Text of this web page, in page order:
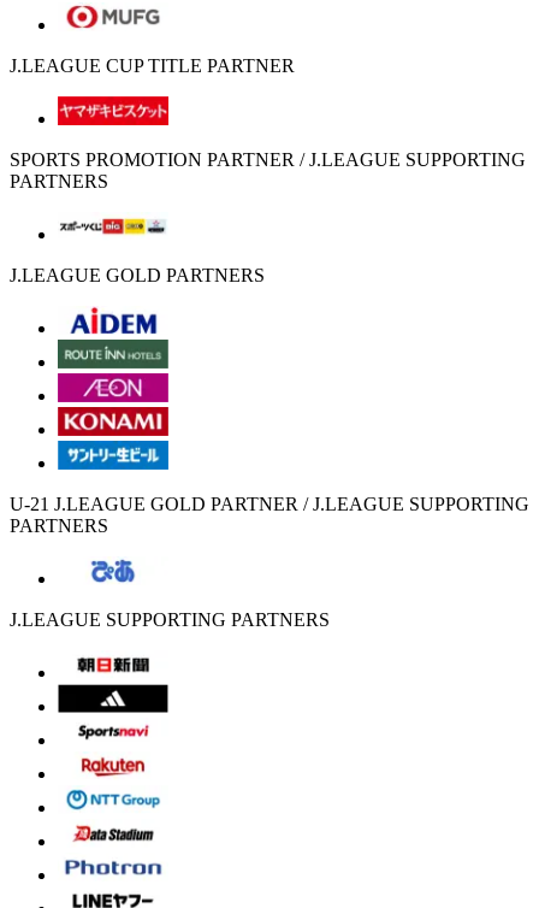
J.LEAGUE CUP TITLE PARTNER
SPORTS PROMOTION PARTNER / J.LEAGUE SUPPORTING
PARTNERS
J.LEAGUE GOLD PARTNERS
U-21 J.LEAGUE GOLD PARTNER / J.LEAGUE SUPPORTING
PARTNERS
J.LEAGUE SUPPORTING PARTNERS